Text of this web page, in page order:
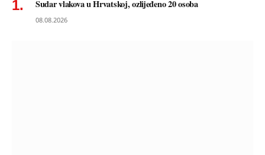
Sudar vlakova u Hrvatskoj, ozlijeđeno 20 osoba
08.08.2026